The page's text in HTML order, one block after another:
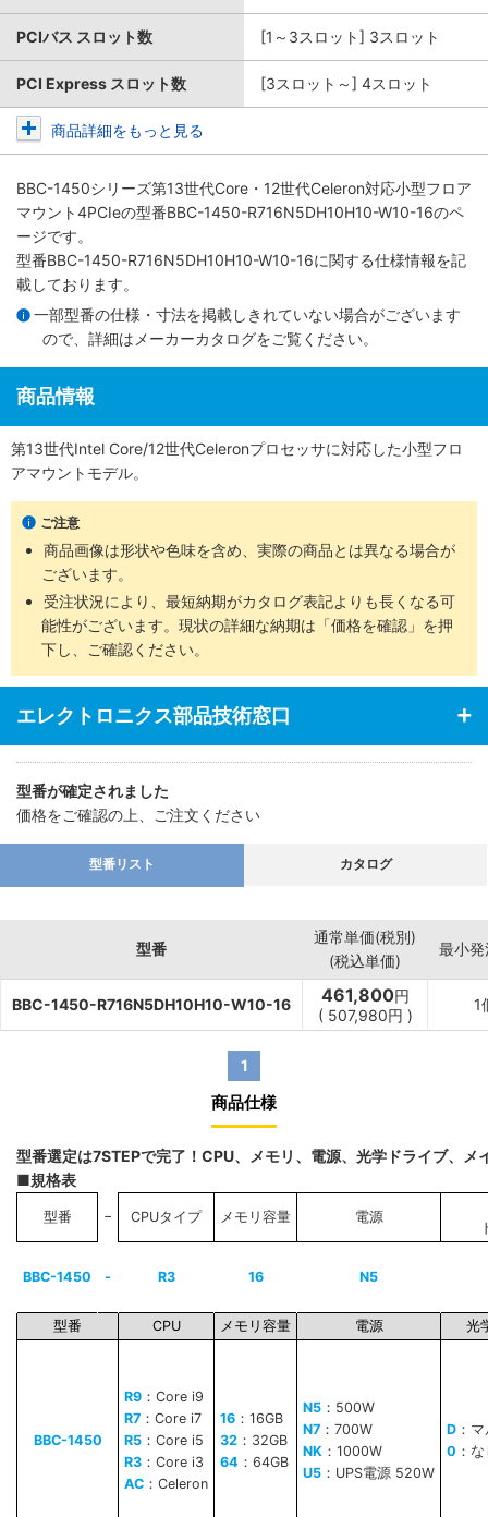
PCIバス スロット数 [1～3スロット] 3スロット
PCI Express スロット数 [3スロット～] 4スロット
商品詳細をもっと見る
BBC-1450シリーズ第13世代Core・12世代Celeron対応小型フロア
マウント4PCIeの型番BBC-1450-R716N5DH10H10-W10-16のペ
ージです。
型番BBC-1450-R716N5DH10H10-W10-16に関する仕様情報を記
載しております。
一部型番の仕様・寸法を掲載しきれていない場合がございます
ので、詳細は メーカーカタログをご覧ください。
商品情報
第13世代Intel Core/12世代Celeronプロセッサに対応した小型フロ
アマウントモデル。
ご注意
商品画像は形状や色味を含め、実際の商品とは異なる場合が
ございます。
受注状況により、最短納期がカタログ表記よりも長くなる可
能性がございます。現状の詳細な納期は「価格を確認」を押
下し、ご確認ください。
エレクトロニクス部品技術窓口
型番が確定されました
価格をご確認の上、ご注文ください
型番リスト カタログ
型番
通常単価(税別)
(税込単価)
最小
BBC-1450-R716N5DH10H10-W10-16 461,800円
( 507,980円 )
1
1
商品仕様
型番選定は7STEPで完了！CPU、メモリ、電源、光学ドライブ、
■規格表
型番 − CPUタイプ メモリ容量 電源
BBC-1450 - R3 16 N5
型番 CPU メモリ容量 電源 光
BBC-1450
R9 ：Core i9
R7 ：Core i7
R5 ：Core i5
R3 ：Core i3
AC ：Celeron
16 ：16GB
32 ：32GB
64 ：64GB
N5 ：500W
N7 ：700W
NK ：1000W
U5 ：UPS電源 520W
D ：
0 ：